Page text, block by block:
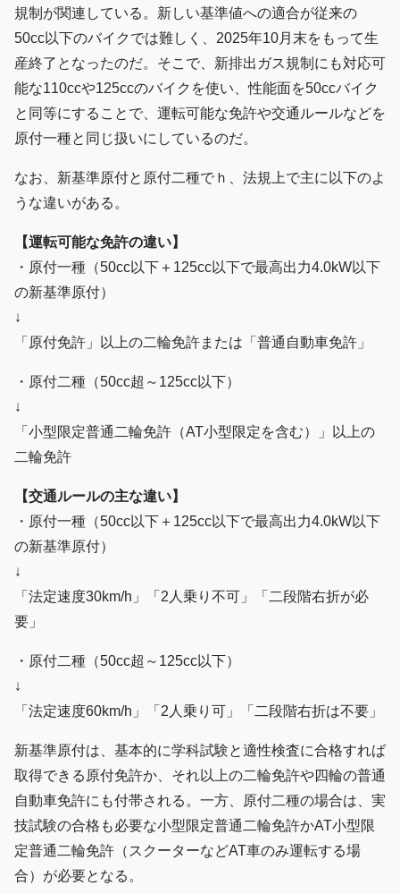
規制が関連している。新しい基準値への適合が従来の
50cc以下のバイクでは難しく、2025年10月末をもって生
産終了となったのだ。そこで、新排出ガス規制にも対応可
能な110ccや125ccのバイクを使い、性能面を50ccバイク
と同等にすることで、運転可能な免許や交通ルールなどを
原付一種と同じ扱いにしているのだ。
なお、新基準原付と原付二種でｈ、法規上で主に以下のよ
うな違いがある。
【運転可能な免許の違い】
・原付一種（50cc以下＋125cc以下で最高出力4.0kW以下
の新基準原付）
↓
「原付免許」以上の二輪免許または「普通自動車免許」
・原付二種（50cc超～125cc以下）
↓
「小型限定普通二輪免許（AT小型限定を含む）」以上の
二輪免許
【交通ルールの主な違い】
・原付一種（50cc以下＋125cc以下で最高出力4.0kW以下
の新基準原付）
↓
「法定速度30km/h」「2人乗り不可」「二段階右折が必
要」
・原付二種（50cc超～125cc以下）
↓
「法定速度60km/h」「2人乗り可」「二段階右折は不要」
新基準原付は、基本的に学科試験と適性検査に合格すれば
取得できる原付免許か、それ以上の二輪免許や四輪の普通
自動車免許にも付帯される。一方、原付二種の場合は、実
技試験の合格も必要な小型限定普通二輪免許かAT小型限
定普通二輪免許（スクーターなどAT車のみ運転する場
合）が必要となる。